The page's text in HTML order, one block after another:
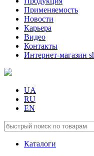
Применяемость
Новости
Карьера
Видео
Контакты
Интернет-магазин
UA
RU
EN
Каталоги